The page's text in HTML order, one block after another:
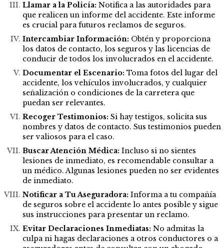
Llamar a la Policía: Notifica a las autoridades para
que realicen un informe del accidente. Este informe
es crucial para futuros reclamos de seguros.
Intercambiar Información: Obtén y proporciona
los datos de contacto, los seguros y las licencias de
conducir de todos los involucrados en el accidente.
Documentar el Escenario: Toma fotos del lugar del
accidente, los vehículos involucrados, y cualquier
señalización o condiciones de la carretera que
puedan ser relevantes.
Recoger Testimonios: Si hay testigos, solicita sus
nombres y datos de contacto. Sus testimonios pueden
ser valiosos para el caso.
Buscar Atención Médica: Incluso si no sientes
lesiones de inmediato, es recomendable consultar a
un médico. Algunas lesiones pueden no ser evidentes
de inmediato.
Notificar a Tu Aseguradora: Informa a tu compañía
de seguros sobre el accidente lo antes posible y sigue
sus instrucciones para presentar un reclamo.
Evitar Declaraciones Inmediatas: No admitas la
culpa ni hagas declaraciones a otros conductores o a